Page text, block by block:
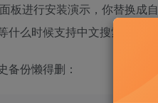
板进行安装演示，你替换成
什么时候支持中文搜索、分
备份懒得删：